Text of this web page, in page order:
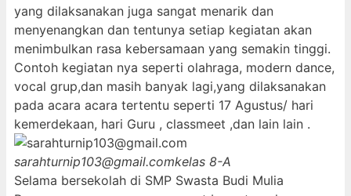
yang dilaksanakan juga sangat menarik dan
menyenangkan dan tentunya setiap kegiatan akan
menimbulkan rasa kebersamaan yang semakin tinggi.
Contoh kegiatan nya seperti olahraga, modern dance,
vocal grup,dan masih banyak lagi,yang dilaksanakan
pada acara acara tertentu seperti 17 Agustus/ hari
kemerdekaan, hari Guru , classmeet ,dan lain lain .
sarahturnip103@gmail.comkelas 8-A
Selama bersekolah di SMP Swasta Budi Mulia